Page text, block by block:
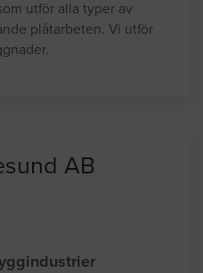
utför alla typer av
plåtarbeten. Vi utför
AB